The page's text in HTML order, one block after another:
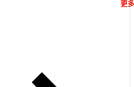
更多